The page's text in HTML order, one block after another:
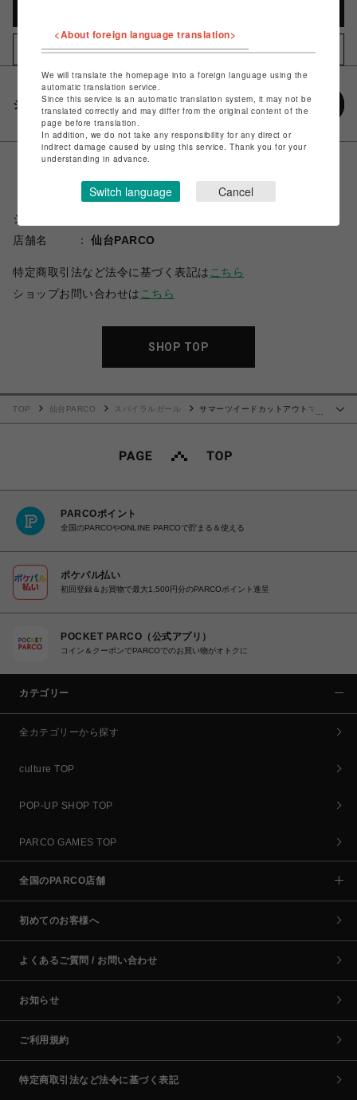
お気に入りアイテムに追加
シェアする
ショップ名
店舗名
仙台PARCO
特定商取引法など法令に基づく表記は こちら
ショップお問い合わせは こちら
SHOP TOP
TOP 仙台PARCO スパイラルガール
サマーツイードカットアウトマー
PARCOポイント
全国のPARCOやONLINE PARCOで貯まる＆使える
ポケパル払い
初回登録＆お買物で最大1,500円分のPARCOポイント進呈
POCKET PARCO（公式アプリ）
コイン＆クーポンでPARCOでのお買い物がオトクに
カテゴリー
全カテゴリーから探す
culture TOP
POP-UP SHOP TOP
PARCO GAMES TOP
全国のPARCO店舗
初めてのお客様へ
よくあるご質問 / お問い合わせ
お知らせ
ご利用規約
特定商取引法など法令に基づく表記
<About foreign language translation>
We will translate the homepage into a foreign language using the
automatic translation service.
Since this service is an automatic translation system, it may not be
translated correctly and may differ from the original content of the
page before translation.
In addition, we do not take any responsibility for any direct or
indirect damage caused by using this service. Thank you for your
understanding in advance.
Switch language Cancel